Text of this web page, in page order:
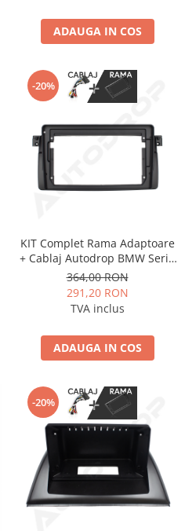
ADAUGA IN COS
-20%
KIT Complet Rama Adaptoare
+ Cablaj Autodrop BMW Seria
3 E46/M3 pentru Navigatie
Multimedia Android 9 inch
364,00 RON
291,20 RON
TVA inclus
ADAUGA IN COS
-20%